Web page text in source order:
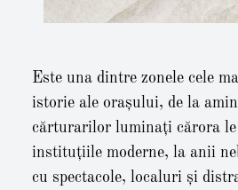
Este una dintre zonele cele
istorie ale orașului, de la
cărturarilor luminați cărora le
instituțiile moderne, la anii
cu spectacole, localuri și